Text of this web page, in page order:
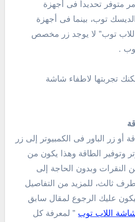
متوفر تحديداً فى أجهزة
الديسك توب، بينما فى أجهزة
اللاب توب” لا يوجد زر مخصص
.
تجربتها لاطفاء شاشة
أو زر الباور فى الكمبيوتر إلى زر
وتوفير الطاقة وهذا يكون من
النقرات وبدون الحاجة إلى
ثالث، للمزيد من التفاصيل
عليك الرجوع لمقال سابق
اللاب توب ” لمعرفة كل